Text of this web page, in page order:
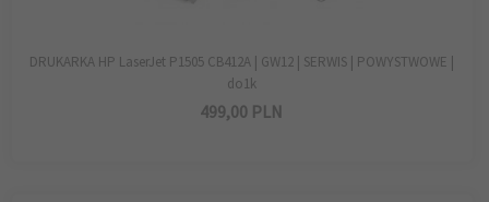
DRUKARKA HP LaserJet P1505 CB412A | GW12 | SERWIS | POWYSTWOWE |
do1k
499,00 PLN